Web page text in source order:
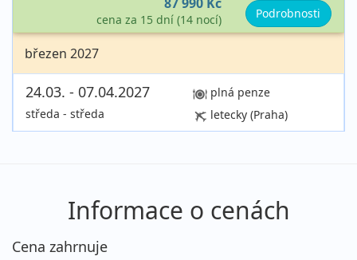
87 990 Kč
cena za 15 dní (14 nocí) Podrobnosti
březen 2027
24.03. - 07.04.2027
středa - středa
plná penze
letecky (Praha)
sobota - sobota
Informace o cenách
Cena zahrnuje